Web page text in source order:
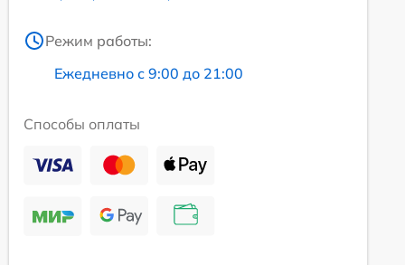
Режим работы:
Ежедневно с 9:00 до 21:00
Способы оплаты